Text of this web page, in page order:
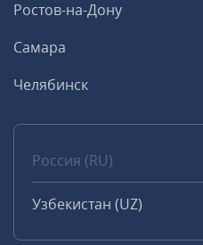
Ростов-на-Дону
Самара
Челябинск
Россия (RU)
Узбекистан (UZ)